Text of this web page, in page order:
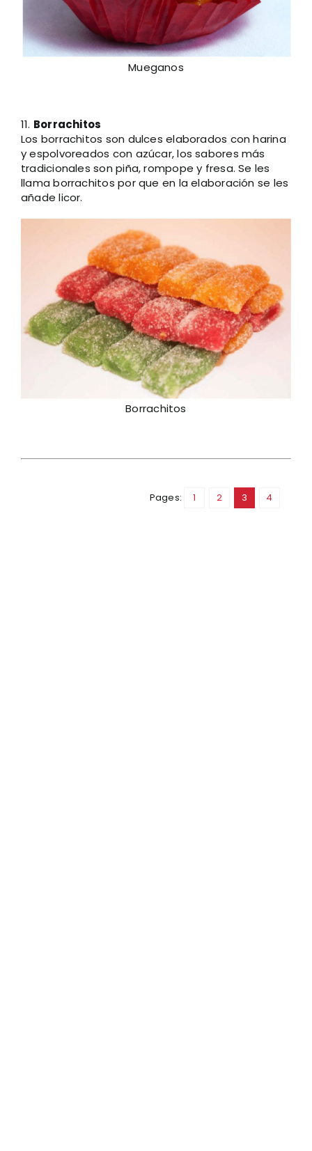
Mueganos
11. Borrachitos
Los borrachitos son dulces elaborados con harina
y espolvoreados con azúcar, los sabores más
tradicionales son piña, rompope y fresa. Se les
llama borrachitos por que en la elaboración se les
añade licor.
Borrachitos
Pages: 1 2 3 4